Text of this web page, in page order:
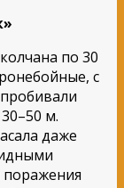
по 30
с
м.
даже
поражения